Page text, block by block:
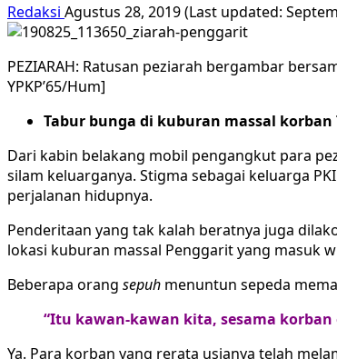
Redaksi Agustus 28, 2019 (Last updated:
PEZIARAH: Ratusan peziarah bergambar
YPKP’65/Hum]
Tabur bunga di kuburan massal korban
Dari kabin belakang mobil pengangkut para
silam keluarganya. Stigma sebagai keluarga
perjalanan hidupnya.
Penderitaan yang tak kalah beratnya juga
lokasi kuburan massal Penggarit yang masuk
Beberapa orang sepuh menuntun sepeda
“Itu kawan-kawan kita, sesama korban
Ya. Para korban yang rerata usianya telah